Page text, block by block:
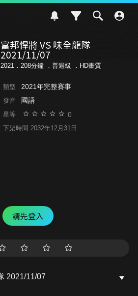
富邦悍將 VS 味全龍隊
2021/11/07
2021．208分鐘 ． 普遍級 ．HD畫質
類型 2021年完整賽事
發音 國語
星等 0
下架時間 2032年12月31日
請先登入
2021/11/07